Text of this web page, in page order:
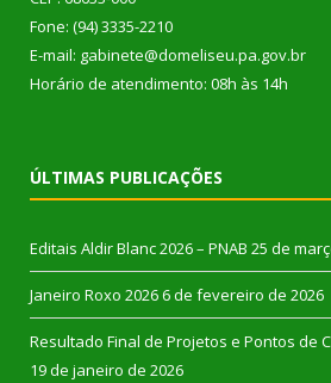
Fone: (94) 3335-2210
E-mail: gabinete@domeliseu.pa.gov.br
Horário de atendimento: 08h às 14h
ÚLTIMAS PUBLICAÇÕES
Editais Aldir Blanc 2026 – PNAB 25 de
Janeiro Roxo 2026 6 de fevereiro de 2026
Resultado Final de Projetos e Pontos de
19 de janeiro de 2026